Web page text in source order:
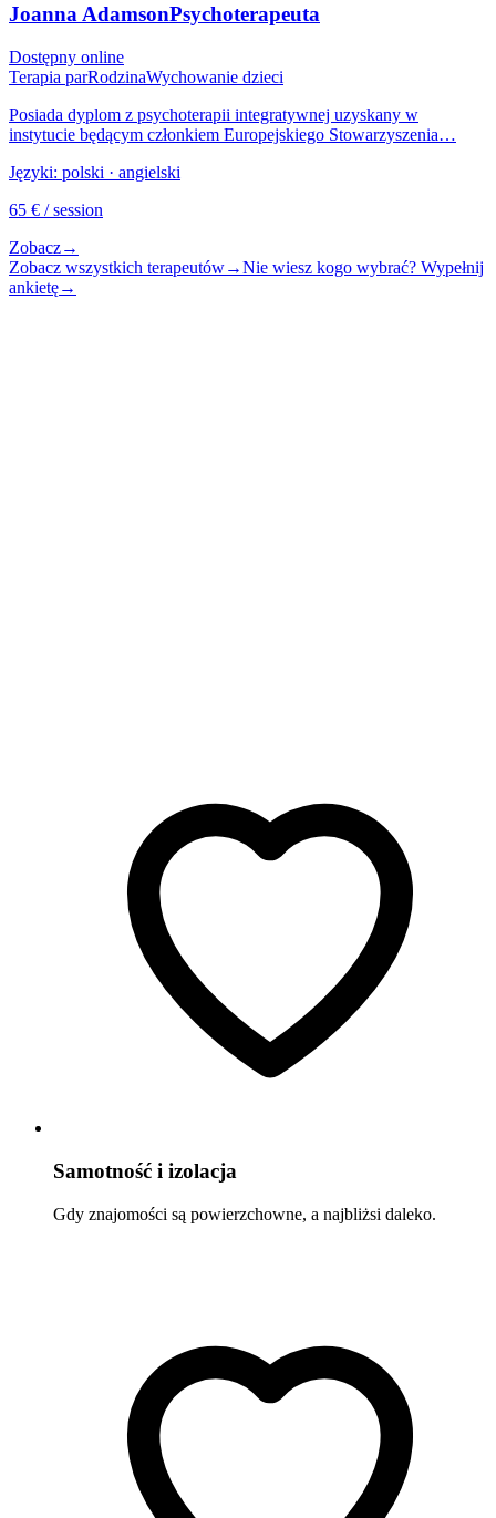
Joanna AdamsonPsychoterapeuta
Dostępny online
Terapia parRodzinaWychowanie dzieci
Posiada dyplom z psychoterapii integratywnej uzyskany w
instytucie będącym członkiem Europejskiego Stowarzyszenia…
Języki: polski · angielski
65 € / session
Zobacz→
Zobacz wszystkich terapeutów→Nie wiesz kogo wybrać? Wypełnij
ankietę→
Samotność i izolacja
Gdy znajomości są powierzchowne, a najbliżsi daleko.